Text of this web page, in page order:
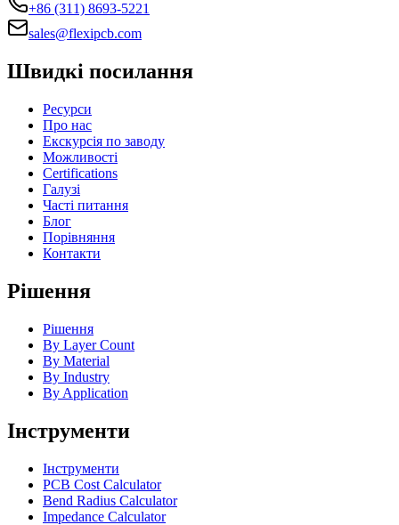
+86 (311) 8693-5221
sales@flexipcb.com
Швидкі посилання
Ресурси
Про нас
Екскурсія по заводу
Можливості
Certifications
Галузі
Часті питання
Блог
Порівняння
Контакти
Рішення
Рішення
By Layer Count
By Material
By Industry
By Application
Інструменти
Інструменти
PCB Cost Calculator
Bend Radius Calculator
Impedance Calculator